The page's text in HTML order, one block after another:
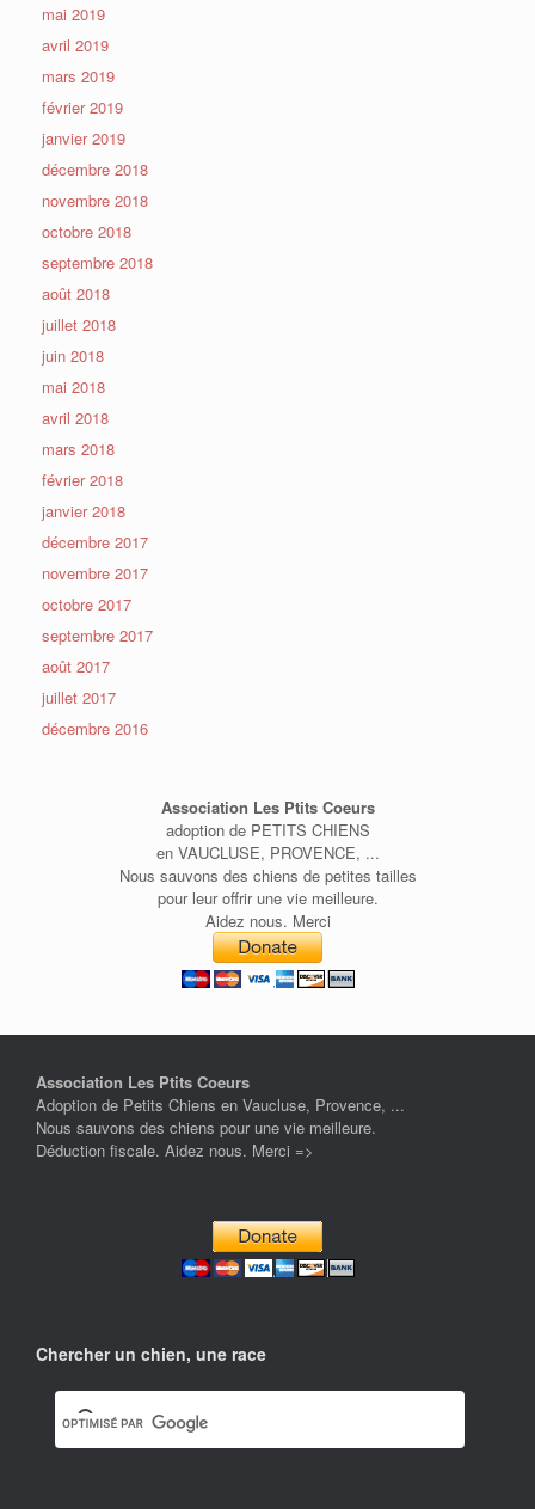
mai 2019
avril 2019
mars 2019
février 2019
janvier 2019
décembre 2018
novembre 2018
octobre 2018
septembre 2018
août 2018
juillet 2018
juin 2018
mai 2018
avril 2018
mars 2018
février 2018
janvier 2018
décembre 2017
novembre 2017
octobre 2017
septembre 2017
août 2017
juillet 2017
décembre 2016
Association Les Ptits Coeurs
adoption de PETITS CHIENS
en VAUCLUSE, PROVENCE, ...
Nous sauvons des chiens de petites tailles
pour leur offrir une vie meilleure.
Aidez nous. Merci
Association Les Ptits Coeurs
Adoption de Petits Chiens en Vaucluse, Provence, ...
Nous sauvons des chiens pour une vie meilleure.
Déduction fiscale. Aidez nous. Merci =>
Chercher un chien, une race